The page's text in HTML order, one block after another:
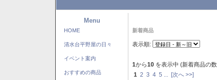
Menu
HOME
清水台平野屋の日々
イベント案内
おすすめの商品
新着商品
表示順:
1から10 を表示中 (新着商品の
1 2 3 4 5 [次へ >>]